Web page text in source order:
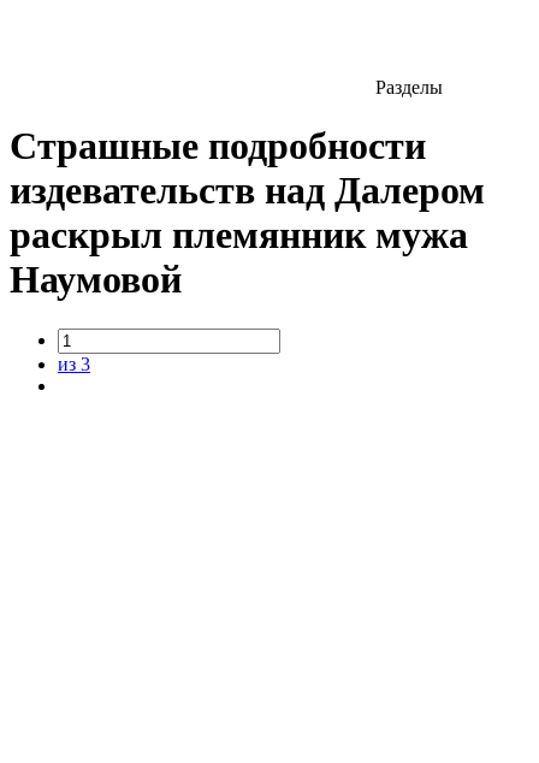
Разделы
Страшные подробности
издевательств над Далером
раскрыл племянник мужа
Наумовой
из 3